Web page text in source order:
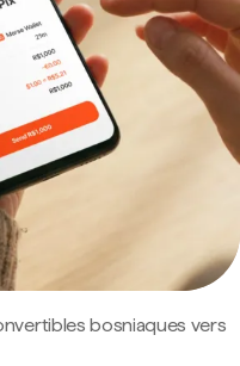
bosniaques vers